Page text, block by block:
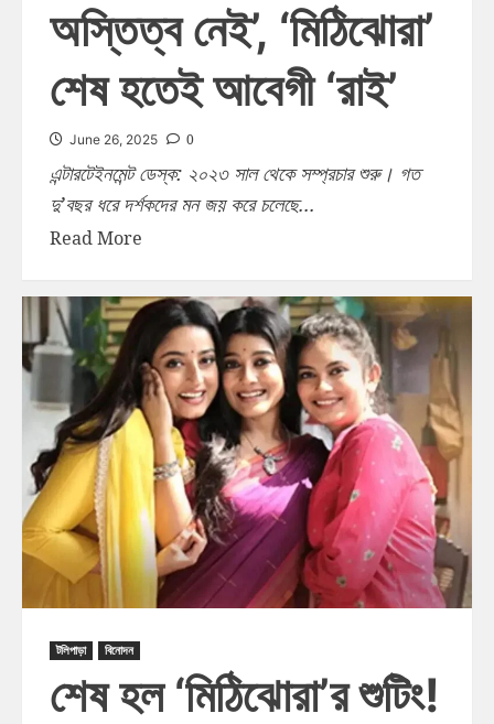
অস্তিত্ব নেই’, ‘মিঠিঝোরা’
শেষ হতেই আবেগী ‘রাই’
June 26, 2025 0
এন্টারটেইনমেন্ট ডেস্ক: ২০২৩ সাল থেকে সম্প্রচার শুরু। গত
দু’বছর ধরে দর্শকদের মন জয় করে চলেছে...
Read More
টলিপাড়া বিনোদন
শেষ হল ‘মিঠিঝোরা’র শুটিং!